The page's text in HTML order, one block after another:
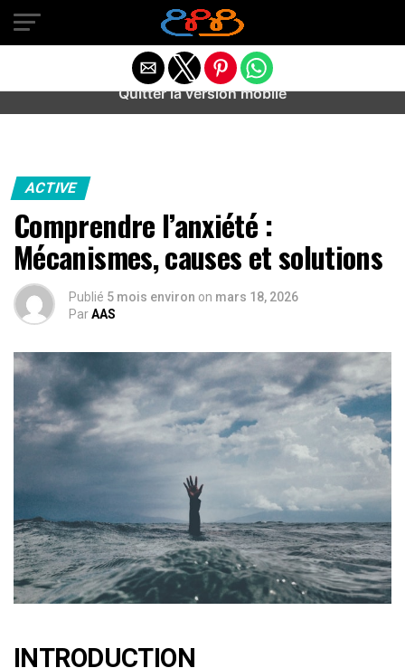
Warning
: preg_match(): Unknown modifier '/' in
/home/u589487443/domains/aideanxietestress.fr/
content/plugins/idev-post-views/includes/class-bots.php
ACTIVE
Comprendre l’anxiété :
Mécanismes, causes et solutions
Publié 5 mois environ on mars 18, 2026
ParAAS
INTRODUCTION
Quitter la version mobile